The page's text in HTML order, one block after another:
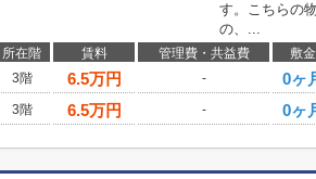
す。こちらの
の、...
所在階 賃料 管理費・共益費 敷金
3階
6.5万円 - 0ヶ
3階
6.5万円 - 0ヶ